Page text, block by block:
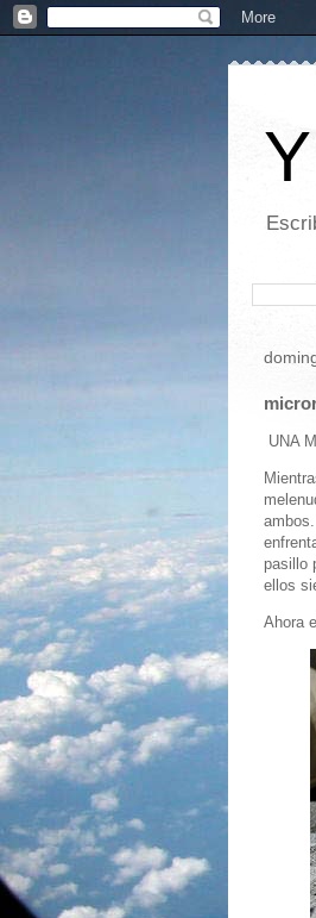
UNA
pasillo
ellos
Ahora